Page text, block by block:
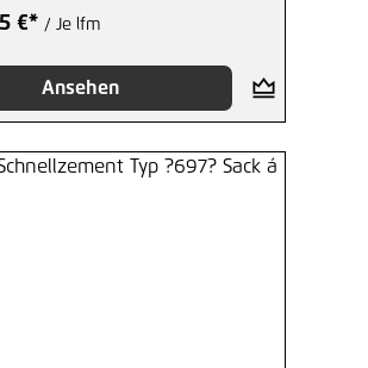
€* / Je lfm
Ansehen